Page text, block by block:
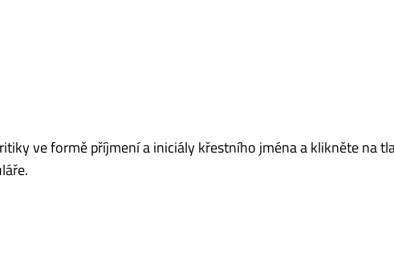
ve formě příjmení a iniciály křestního jména a klikněte na